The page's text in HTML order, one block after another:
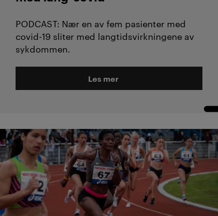
PODCAST: Nær en av fem pasienter med
covid-19 sliter med langtidsvirkningene av
sykdommen.
Les mer